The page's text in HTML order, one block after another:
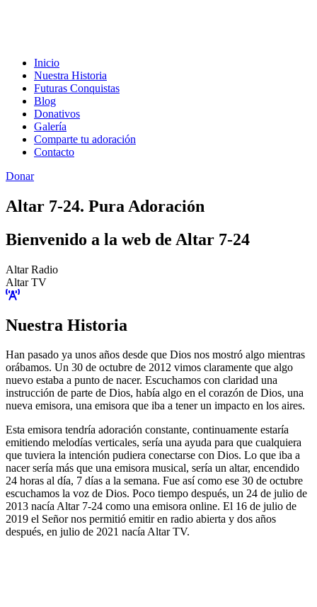
Inicio
Nuestra Historia
Futuras Conquistas
Blog
Donativos
Galería
Comparte tu adoración
Contacto
Donar
Altar 7-24. Pura Adoración
Bienvenido a la web de Altar 7-24
Altar Radio
Altar TV
Nuestra Historia
Han pasado ya unos años desde que Dios nos mostró algo mientras
orábamos. Un 30 de octubre de 2012 vimos claramente que algo
nuevo estaba a punto de nacer. Escuchamos con claridad una
instrucción de parte de Dios, había algo en el corazón de Dios, una
nueva emisora, una emisora que iba a tener un impacto en los aires.
Esta emisora tendría adoración constante, continuamente estaría
emitiendo melodías verticales, sería una ayuda para que cualquiera
que tuviera la intención pudiera conectarse con Dios. Lo que iba a
nacer sería más que una emisora musical, sería un altar, encendido
24 horas al día, 7 días a la semana. Fue así como ese 30 de octubre
escuchamos la voz de Dios. Poco tiempo después, un 24 de julio de
2013 nacía Altar 7-24 como una emisora online. El 16 de julio de
2019 el Señor nos permitió emitir en radio abierta y dos años
después, en julio de 2021 nacía Altar TV.